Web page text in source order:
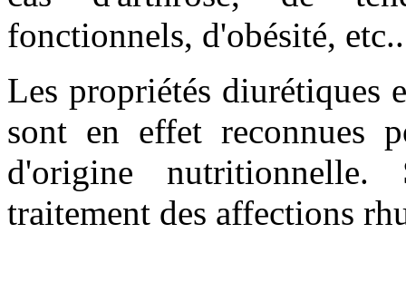
fonctionnels, d'obésité,
Les propriétés diurétiques
sont en effet reconnues
d'origine
traitement des affections